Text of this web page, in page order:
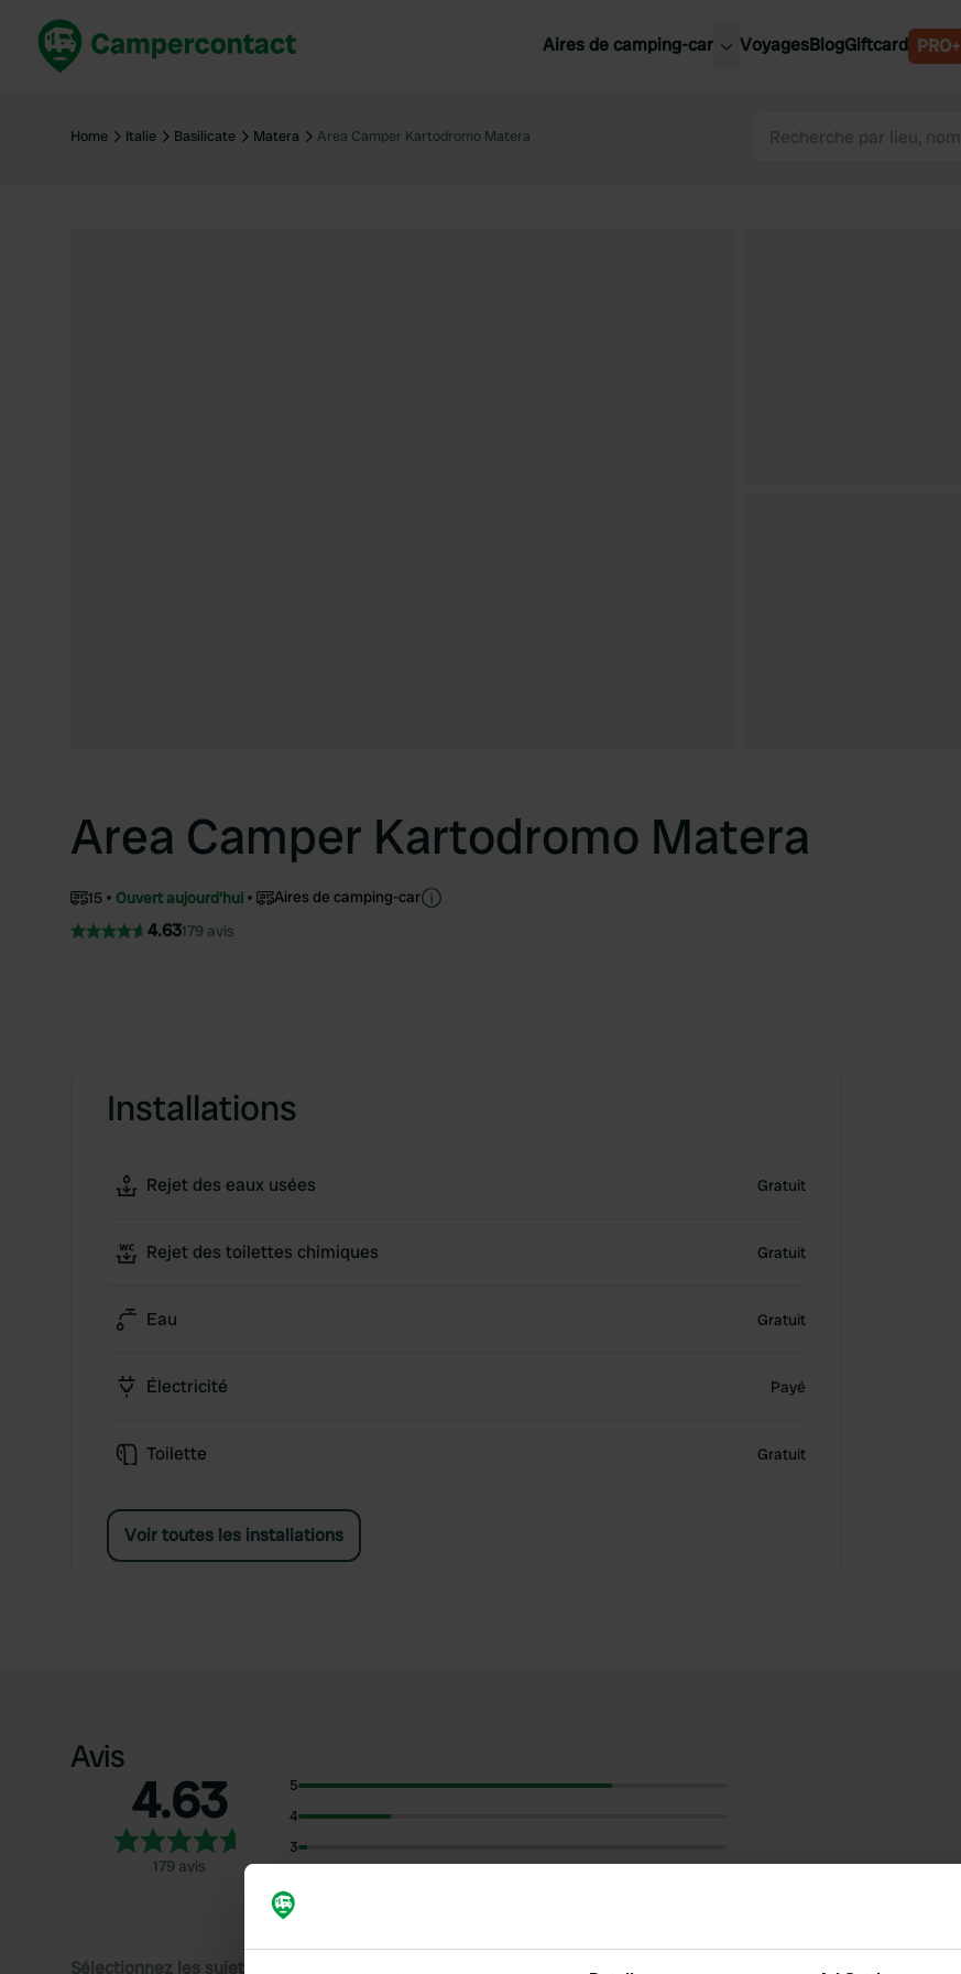
Aires de camping-car
France
France
Slovénie
VoyagesBlogGiftcard PRO+
Home Italie Basilicate Matera Area Camper Kartodromo Matera
Area Camper Kartodromo Matera
15 Ouvert aujourd'hui Aires de camping-car
4.63179 avis
Installations
Rejet des eaux usées Gratuit
Rejet des toilettes chimiques Gratuit
Eau Gratuit
Électricité Payé
Toilette Gratuit
Voir toutes les installations
Avis
4.63
179 avis
5
4
3
1
Sélectionnez les sujets pour lire les critiques :